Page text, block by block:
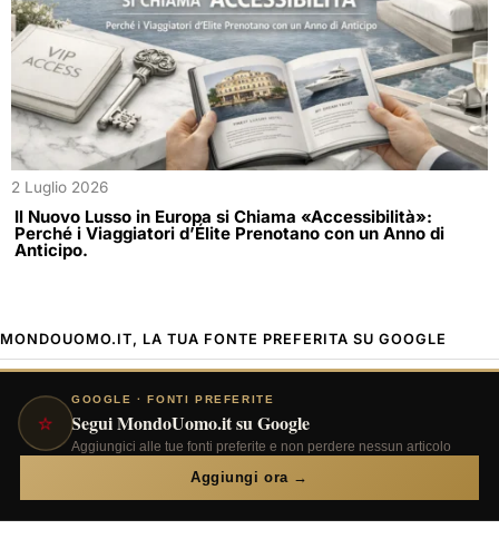
2 Luglio 2026
Il Nuovo Lusso in Europa si Chiama «Accessibilità»:
Perché i Viaggiatori d’Élite Prenotano con un Anno di
Anticipo.
MONDOUOMO.IT, LA TUA FONTE PREFERITA SU GOOGLE
⭐
GOOGLE · FONTI PREFERITE
Segui MondoUomo.it su Google
Aggiungici alle tue fonti preferite e non perdere nessun articolo
Aggiungi ora →